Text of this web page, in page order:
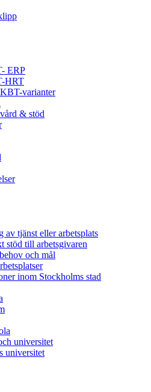
ERP
HRT
varianter
& stöd
av tjänst eller arbetsplats
stöd till arbetsgivaren
och mål
inom Stockholms stad
universitet
universitet